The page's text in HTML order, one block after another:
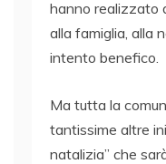
hanno realizzato
alla famiglia, alla
intento benefico.
Ma tutta la
tantissime altre
natalizia” che